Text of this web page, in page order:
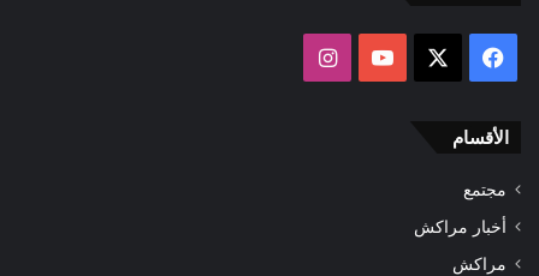
فيسبوك ‫YouTube
الأقسام
مجتمع
أخبار مراكش
مراكش